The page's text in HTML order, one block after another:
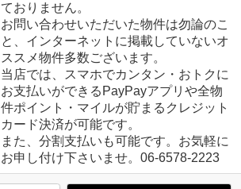
ておりません。
お問い合わせいただいた物件は勿論のこ
と、インターネットに掲載していないオ
ススメ物件多数ございます。
当店では、スマホでカンタン・おトクに
お支払いができるPayPayアプリや全物
件ポイント・マイルが貯まるクレジット
カード決済が可能です。
また、分割支払いも可能です。お気軽に
お申し付け下さいませ。06-6578-2223